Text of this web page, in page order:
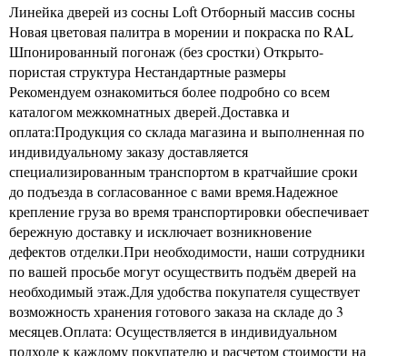
Линейка дверей из сосны Loft Отборный массив сосны
Новая цветовая палитра в морении и покраска по RAL
Шпонированный погонаж (без сростки) Открыто-
пористая структура Нестандартные размеры
Рекомендуем ознакомиться более подробно со всем
каталогом межкомнатных дверей.Доставка и
оплата:Продукция со склада магазина и выполненная по
индивидуальному заказу доставляется
специализированным транспортом в кратчайшие сроки
до подъезда в согласованное с вами время.Надежное
крепление груза во время транспортировки обеспечивает
бережную доставку и исключает возникновение
дефектов отделки.При необходимости, наши сотрудники
по вашей просьбе могут осуществить подъём дверей на
необходимый этаж.Для удобства покупателя существует
возможность хранения готового заказа на складе до 3
месяцев.Оплата: Осуществляется в индивидуальном
подходе к каждому покупателю и расчетом стоимости на